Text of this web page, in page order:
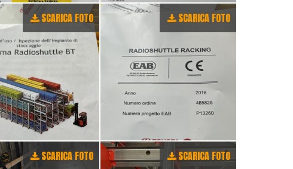
SCARICA FOTO SCARICA FOTO
SCARICA FOTO SCARICA FOTO